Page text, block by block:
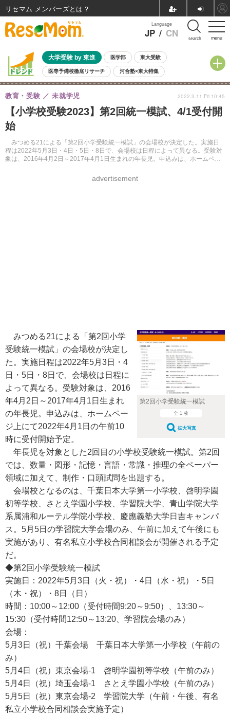
menu
Language
JP / CN search
大学受験 by 東進 医学部 東大受験
医専予備校徹底リサーチ 河合塾×東大特集
親子で考える大学選び 高校受験 中学受験 小学校受験
共通テスト 夏休み
8月開催イベント・WS 全国公立高校 過去問 人気記事
自由研究教材（小学生向け）
【小学校受験2023】第2回統一模試、4/1受付開
始
みつめる21による「第2回小学受験統一模試」の会場校が決定した。実施日
程は2022年5月3日・4日・5日・8日で、会場校は日程によって異なる。受験対
象は、2016年4月2日～2017年4月1日生まれの年長児。申込みは、ホームペー
教育・受験 未就学児
advertisement
2022.3.11 Fri 10:45
第2回小学受験統一模試
全 1 枚
拡大写真
みつめる21による「第2回小学
受験統一模試」の会場校が決定し
た。実施日程は2022年5月3日・4
日・5日・8日で、会場校は日程に
よって異なる。受験対象は、2016
年4月2日～2017年4月1日生まれ
の年長児。申込みは、ホームペー
ジ上にて2022年4月1日の午前10
時に受付開始予定。
年長児を対象とした2回目の小学校受験統一模試。第2回
では、数量・図形・記憶・言語・常識・推理の全ペーパー
領域に加えて、制作・口頭試問を出題する。
会場校となるのは、千葉日本大学第一小学校、啓明学園
初等学校、さとえ学園小学校、学習院大学、青山学院大学
系属浦和ルーテル学院小学校、慶應義塾大学日吉キャンパ
ス。5月5日の学習院大学会場のみ、午前に加えて午後にも
実施があり、有名私立小学校合同相談会が開催される予定
だ。
◆第2回小学受験統一模試
実施日：2022年5月3日（火・祝）・4日（水・祝）・5日
（木・祝）・8日（日）
時間：10:00～12:00（受付時間9:20～9:50）、13:30～
15:30（受付時間12:50～13:20、学習院会場のみ）
会場：
5月3日（祝）千葉会場 千葉日本大学第一小学校（午前の
み）
5月4日（祝）東京会場-1 啓明学園初等学校（午前のみ）
5月4日（祝）埼玉会場-1 さとえ学園小学校（午前のみ）
5月5日（祝）東京会場-2 学習院大学（午前・午後、有名
私立小学校合同相談会実施予定）
リセマム メンバーズ